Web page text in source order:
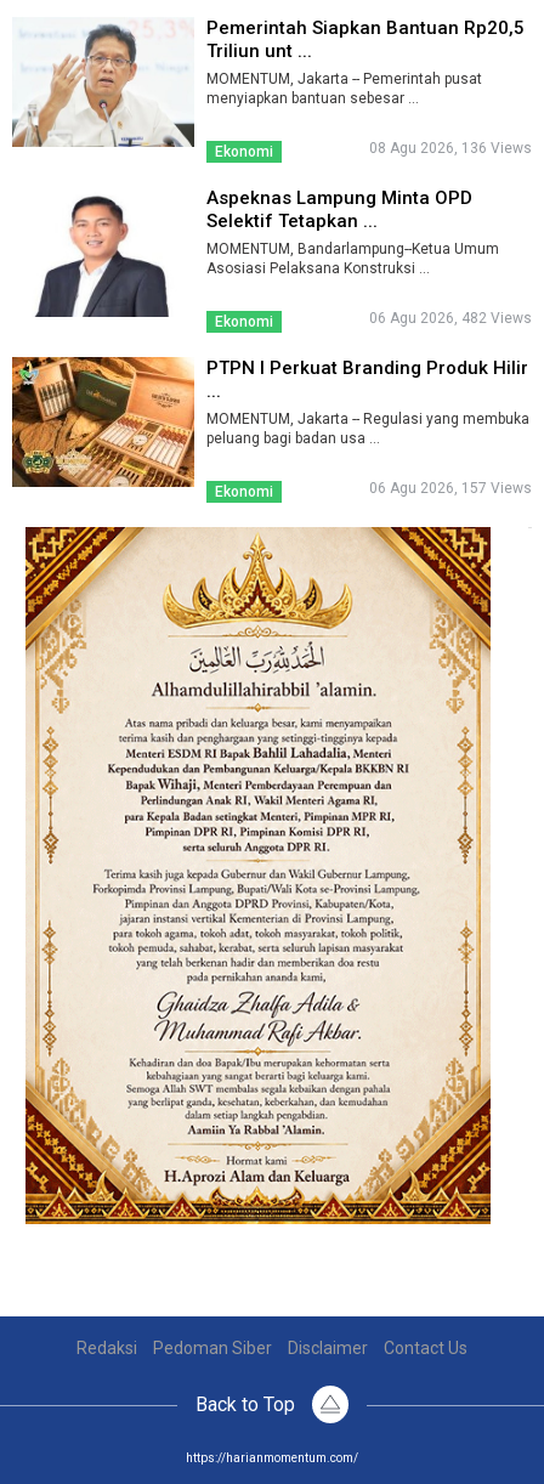
Pemerintah Siapkan Bantuan Rp20,5
Triliun unt ...
MOMENTUM, Jakarta -- Pemerintah pusat
menyiapkan bantuan sebesar ...
Ekonomi 08 Agu 2026, 136 Views
Aspeknas Lampung Minta OPD
Selektif Tetapkan ...
MOMENTUM, Bandarlampung--Ketua Umum
Asosiasi Pelaksana Konstruksi ...
Ekonomi 06 Agu 2026, 482 Views
PTPN I Perkuat Branding Produk Hilir
...
MOMENTUM, Jakarta -- Regulasi yang membuka
peluang bagi badan usa ...
Ekonomi 06 Agu 2026, 157 Views
Redaksi Pedoman Siber Disclaimer Contact Us
Back to Top
https://harianmomentum.com/